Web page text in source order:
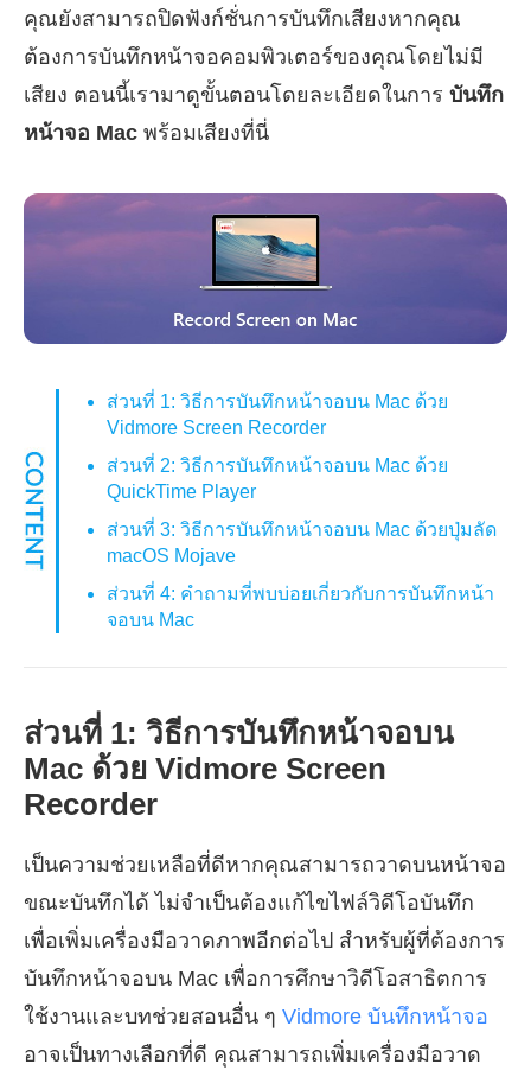
คุณยังสามารถปิดฟังก์ชั่นการบันทึกเสียงหากคุณ
ต้องการบันทึกหน้าจอคอมพิวเตอร์ของคุณโดยไม่มี
เสียง ตอนนี้เรามาดูขั้นตอนโดยละเอียดในการ บันทึก
หน้าจอ Mac พร้อมเสียงที่นี่
ส่วนที่ 1: วิธีการบันทึกหน้าจอบน Mac ด้วย
Vidmore Screen Recorder
ส่วนที่ 2: วิธีการบันทึกหน้าจอบน Mac ด้วย
QuickTime Player
ส่วนที่ 3: วิธีการบันทึกหน้าจอบน Mac ด้วยปุ่มลัด
macOS Mojave
ส่วนที่ 4: คำถามที่พบบ่อยเกี่ยวกับการบันทึกหน้า
จอบน Mac
ส่วนที่ 1: วิธีการบันทึกหน้าจอบน
Mac ด้วย Vidmore Screen
Recorder
เป็นความช่วยเหลือที่ดีหากคุณสามารถวาดบนหน้าจอ
ขณะบันทึกได้ ไม่จำเป็นต้องแก้ไขไฟล์วิดีโอบันทึก
เพื่อเพิ่มเครื่องมือวาดภาพอีกต่อไป สำหรับผู้ที่ต้องการ
บันทึกหน้าจอบน Mac เพื่อการศึกษาวิดีโอสาธิตการ
ใช้งานและบทช่วยสอนอื่น ๆ Vidmore บันทึกหน้าจอ
อาจเป็นทางเลือกที่ดี คุณสามารถเพิ่มเครื่องมือวาด